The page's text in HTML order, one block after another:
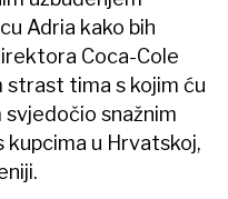
Adria kako bih
Coca-Cole
strast tima s kojim ću
snažnim
u Hrvatskoj,